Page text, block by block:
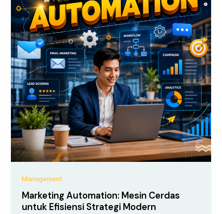
Management
Marketing Automation: Mesin Cerdas
untuk Efisiensi Strategi Modern